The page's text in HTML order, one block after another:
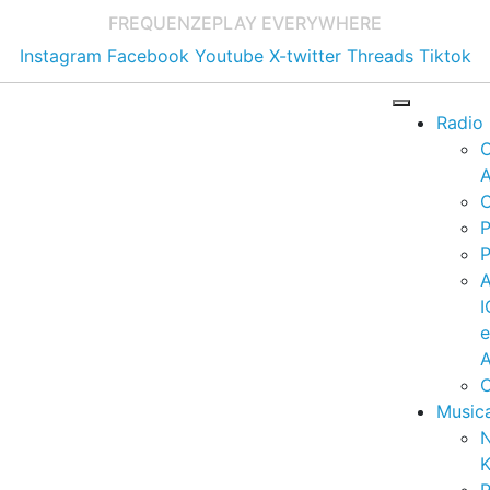
FREQUENZEPLAY EVERYWHERE
Instagram Facebook Youtube X-twitter Threads Tiktok
Radio
e